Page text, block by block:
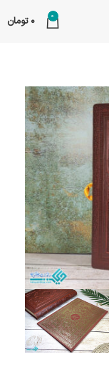
0
0 تومان